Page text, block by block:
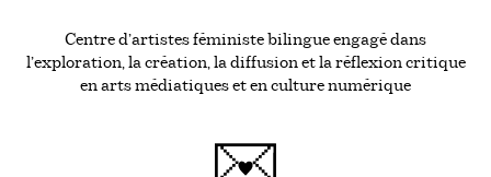
Centre d’artistes féministe bilingue engagé dans
l’exploration, la création, la diffusion et la réflexion critique
en arts médiatiques et en culture numérique